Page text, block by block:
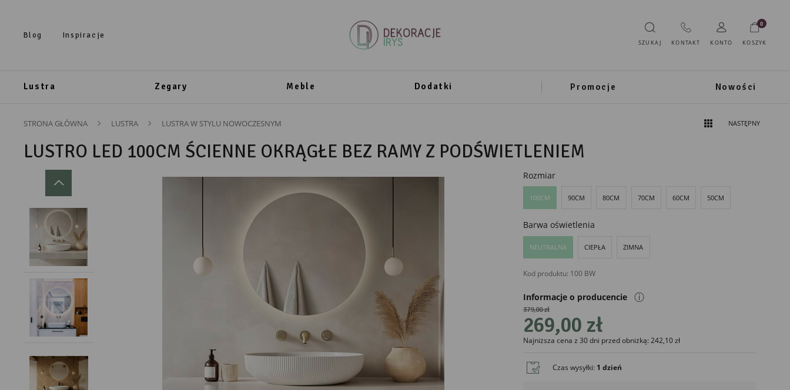
Blog Inspiracje
SZUKAJ KONTAKT KONTO KOSZYK
0
Lustra Zegary Meble Dodatki Promocje Nowości
STRONA GŁÓWNA LUSTRA LUSTRA W STYLU NOWOCZESNYM NASTĘPNY
LUSTRO LED 100CM ŚCIENNE OKRĄGŁE BEZ RAMY Z PODŚWIETLENIEM
Rozmiar
100CM 90CM 80CM 70CM 60CM 50CM
Barwa oświetlenia
NEUTRALNA CIEPŁA ZIMNA
Kod produktu: 100 BW
Informacje o producencie
PRODUCENT
DekoracjeIrys.pl Paweł Ćwikliński
726689468
biuro@dekoracjeirys.pl
ⓘ
379,00 zł
269,00 zł
Najniższa cena z 30 dni przed obniżką: 242,10 zł
Czas wysyłki: 1 dzień